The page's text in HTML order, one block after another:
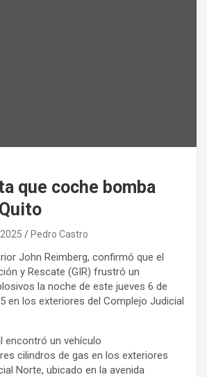
que coche bomba
Pedro Castro
John Reimberg, confirmó que el
y Rescate (GIR) frustró un
la noche de este jueves 6 de
en los exteriores del Complejo Judicial
encontró un vehículo
cilindros de gas en los exteriores
Norte, ubicado en la avenida